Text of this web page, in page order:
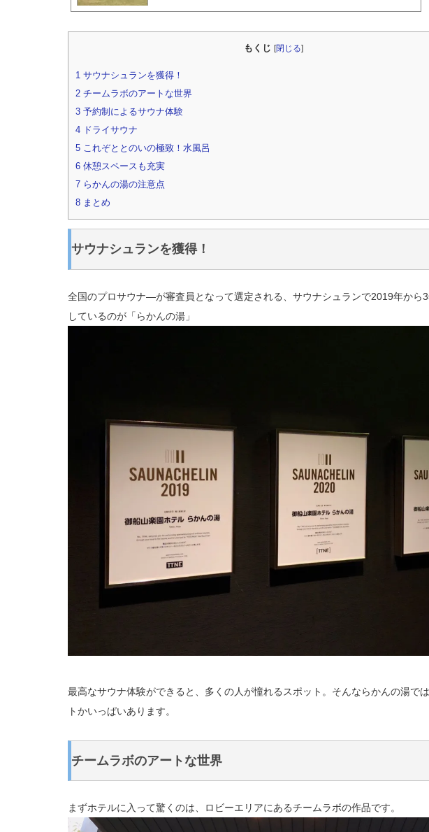
もくじ [閉じる]
1 サウナシュランを獲得！
2 チームラボのアートな世界
3 予約制によるサウナ体験
4 ドライサウナ
5 これぞととのいの極致！水風呂
6 休憩スペースも充実
7 らかんの湯の注意点
8 まとめ
サウナシュランを獲得！
全国のプロサウナ―が審査員となって選定される、サウナシュランで2019年から
しているのが「らかんの湯」
最高なサウナ体験ができると、多くの人が憧れるスポット。そんならかんの湯で
トかいっぱいあります。
チームラボのアートな世界
まずホテルに入って驚くのは、ロビーエリアにあるチームラボの作品です。